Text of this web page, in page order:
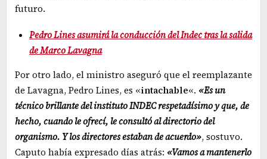
futuro.
Pedro Lines asumirá la conducción del Indec tras la salida
de Marco Lavagna
Por otro lado, el ministro aseguró que el reemplazante
de Lavagna, Pedro Lines, es «intachable«. «Es un
técnico brillante del instituto INDEC respetadísimo y que, de
hecho, cuando le ofrecí, le consultó al directorio del
organismo. Y los directores estaban de acuerdo», sostuvo.
Caputo había expresado días atrás: «Vamos a mantenerlo